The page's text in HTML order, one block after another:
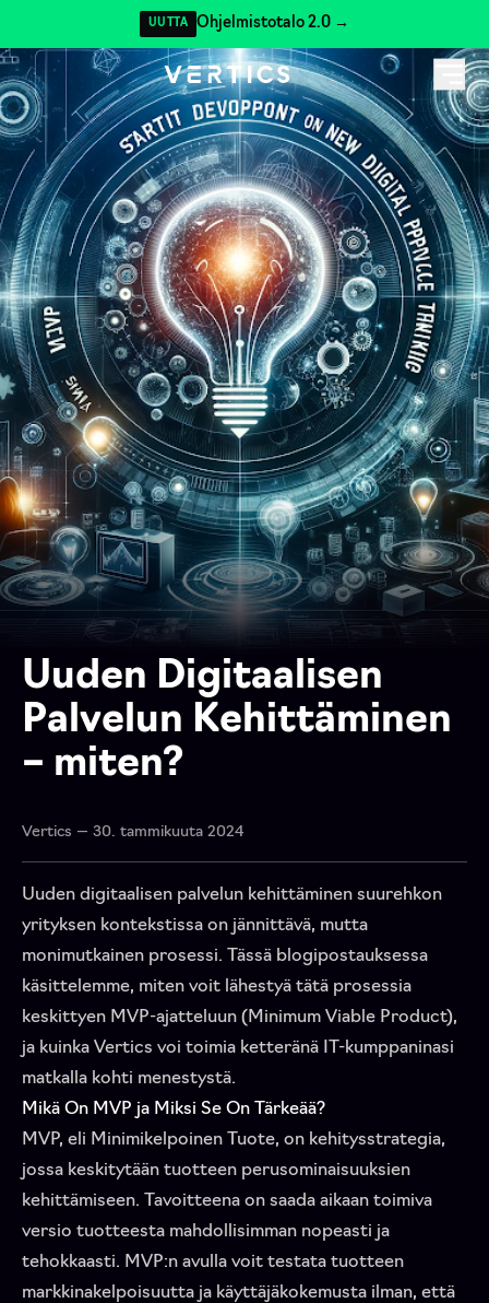
UUTTA Ohjelmistotalo 2.0 →
Uuden Digitaalisen
Palvelun Kehittäminen
– miten?
Vertics — 30. tammikuuta 2024
Uuden digitaalisen palvelun kehittäminen suurehkon
yrityksen kontekstissa on jännittävä, mutta
monimutkainen prosessi. Tässä blogipostauksessa
käsittelemme, miten voit lähestyä tätä prosessia
keskittyen MVP-ajatteluun (Minimum Viable Product),
ja kuinka Vertics voi toimia ketteränä IT-kumppaninasi
matkalla kohti menestystä.
Mikä On MVP ja Miksi Se On Tärkeää?
MVP, eli Minimikelpoinen Tuote, on kehitysstrategia,
jossa keskitytään tuotteen perusominaisuuksien
kehittämiseen. Tavoitteena on saada aikaan toimiva
versio tuotteesta mahdollisimman nopeasti ja
tehokkaasti. MVP:n avulla voit testata tuotteen
markkinakelpoisuutta ja käyttäjäkokemusta ilman, että